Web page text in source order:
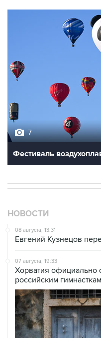
7
Фестиваль
НОВОСТИ
08 августа, 13:31
Евгений Кузнецов
07 августа, 19:33
Хорватия официально
российским